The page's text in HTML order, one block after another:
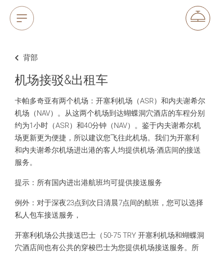
背部
机场接驳&出租车
卡帕多奇亚有两个机场：开塞利机场（ASR）和内夫谢希尔
机场（NAV）。从这两个机场到达蝴蝶洞穴酒店的车程分别
约为1小时（ASR）和40分钟（NAV）。鉴于内夫谢希尔机
场更新更为便捷，所以建议您飞往此机场。我们为开塞利
和内夫谢希尔机场进出港的客人均提供机场-酒店间的接送
服务。
提示：所有国内进出港航班均可提供接送服务
例外：对于深夜23点到次日清晨7点间的航班，您可以选择
私人包车接送服务，
开塞利机场公共接送巴士（50-75 TRY 开塞利机场和蝴蝶洞
穴酒店间也有公共的穿梭巴士为您提供机场接送服务。所